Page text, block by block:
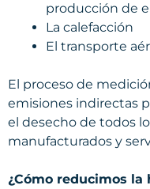
producción de
La calefacción
El transporte
El proceso de
emisiones indirectas
el desecho de todos
manufacturados y
¿Cómo reducimos la